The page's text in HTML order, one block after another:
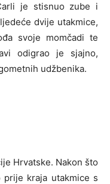
je stisnuo zube i
dvije utakmice,
svoje momčadi te
odigrao je sjajno,
udžbenika.
Hrvatske. Nakon što
kraja utakmice s